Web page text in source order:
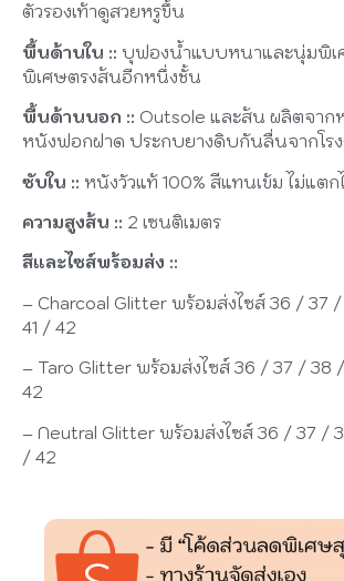
ตัวรองเท้าดูสวยหรูขึ้น
พื้นด้านใน :: บุฟองน้ำแบบหนาและนุ่มพิเ
พิเศษตรงส้นอีกหนึ่งชั้น
พื้นด้านนอก :: Outsole และส้น ผลิตจาก
หนังฟอกฝาด ประกบยางดิบกันลื่นจากโร
ซับใน :: หนังวัวแท้ 100% สีแทนเข้ม ไม่แตก
ความสูงส้น :: 2 เซนติเมตร
สีและไซส์พร้อมส่ง ::
– Charcoal Glitter พร้อมส่งไซส์ 36 / 37
41 / 42
– Taro Glitter พร้อมส่งไซส์ 36 / 37 / 38
42
– Neutral Glitter พร้อมส่งไซส์ 36 / 37 /
/ 42